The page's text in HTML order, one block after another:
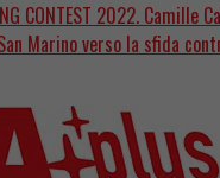
CONTEST 2022. Camille
Marino verso la sfida